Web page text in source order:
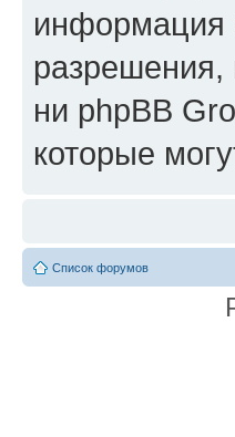
информация
разрешения,
ни phpBB
которые
Список форумов